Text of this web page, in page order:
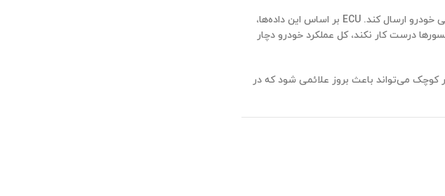
سنسور در خودرو وظیفه دارد اطلاعات دقیق از بخش‌های مختلف را جمع‌آوری کرده و به ECU یا همان واحد کنترل الکترونیکی خودرو ارسال کند. ECU بر اساس این داده‌ها،
درست کار نکند، کل عملکرد خودرو دچار
می‌تواند باعث بروز علائمی شود که در